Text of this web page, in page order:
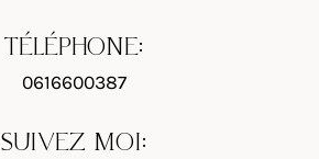
TÉLÉPHONE:
0616600387
SUIVEZ MOI: